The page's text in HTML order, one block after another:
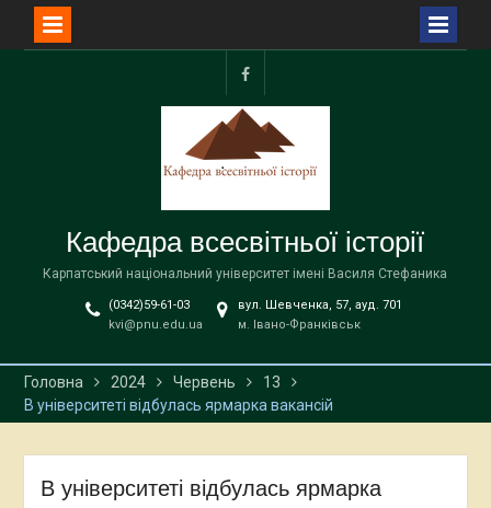
facebook
Кафедра всесвітньої історії
Карпатський національний університет імені Василя Стефаника
(0342)59-61-03
kvi@pnu.edu.ua
вул. Шевченка, 57, ауд. 701
м. Івано-Франківськ
Головна 2024 Червень
13
В університеті відбулась ярмарка вакансій
В університеті відбулась ярмарка